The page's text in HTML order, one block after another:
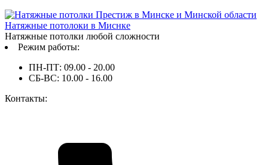
Натяжные потолоки в Миснке
Натяжные потолки любой сложности
Режим работы:
ПН-ПТ: 09.00 - 20.00
СБ-ВС: 10.00 - 16.00
Контакты: